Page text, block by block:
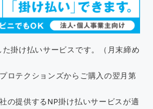
掛け払いサービスです。（月末締め
ロテクションズからご購入の翌月第
の提供するNP掛け払いサービスが適